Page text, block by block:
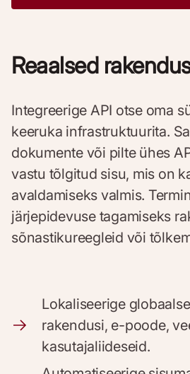
Reaalsed
Integreerige API otse oma
keeruka infrastruktuurita.
dokumente või pilte ühes
vastu tõlgitud sisu, mis on
avaldamiseks valmis.
järjepidevuse tagamiseks
sõnastikureegleid või
Lokaliseerige
rakendusi, e-poode,
kasutajaliideseid.